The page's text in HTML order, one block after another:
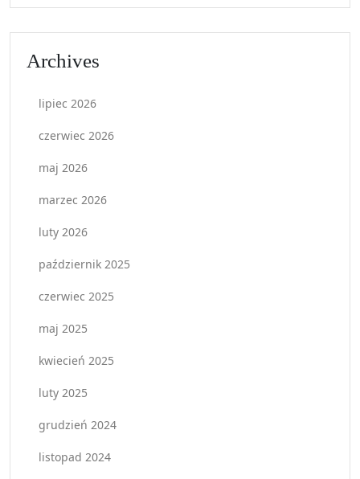
Archives
lipiec 2026
czerwiec 2026
maj 2026
marzec 2026
luty 2026
październik 2025
czerwiec 2025
maj 2025
kwiecień 2025
luty 2025
grudzień 2024
listopad 2024